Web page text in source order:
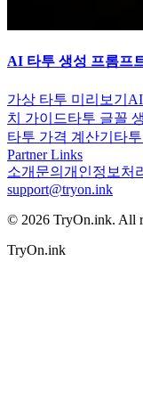
AI 타투 생성 프롬프
가상 타투 미리보기
치 가이드타투 글꼴
타투 가격 계산기 타
Partner Links
소개 문의 개인정보처
support@tryon.ink
© 2026 TryOn.ink. All
TryOn.ink